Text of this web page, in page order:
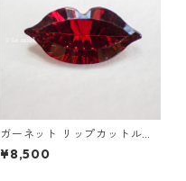
ガーネット リップカットルー
ス 2.0ct 12mm*6mm*4mm
¥8,500